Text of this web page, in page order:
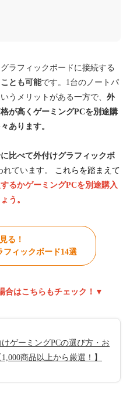
ラフィックボードに接続する
とも可能です。1台のノートパ
うメリットがある一方で、 外
が高くゲーミングPCを別途購
あります。
比べて外付けグラフィックボ
れています。 これらを踏まえて
るかゲーミングPCを別途購入
う。
る！
フィックボード14選
合はこちらもチェック！▼
けゲーミングPCの選び方・お
商品以上から厳選！】